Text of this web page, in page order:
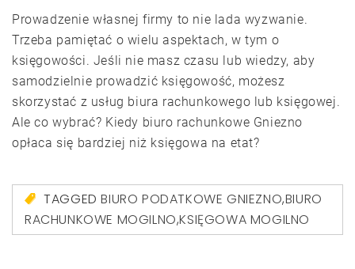
Prowadzenie własnej firmy to nie lada wyzwanie.
Trzeba pamiętać o wielu aspektach, w tym o
księgowości. Jeśli nie masz czasu lub wiedzy, aby
samodzielnie prowadzić księgowość, możesz
skorzystać z usług biura rachunkowego lub księgowej.
Ale co wybrać? Kiedy biuro rachunkowe Gniezno
opłaca się bardziej niż księgowa na etat?
TAGGEDBIURO PODATKOWE GNIEZNO,BIURO
RACHUNKOWE MOGILNO,KSIĘGOWA MOGILNO